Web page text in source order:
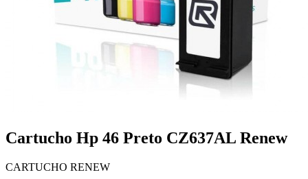
Cartucho Hp 46 Preto CZ637AL Renew
CARTUCHO RENEW